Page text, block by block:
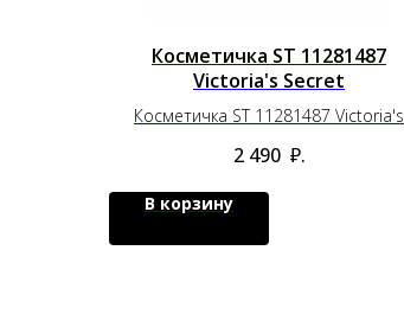
Косметичка ST 11281487
Victoria's Secret
Косметичка ST 11281487 Victoria's
2 490 ₽.
В корзину